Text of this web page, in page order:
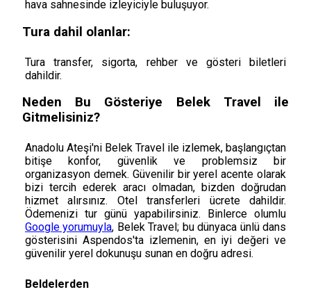
hava sahnesinde izleyiciyle buluşuyor.
Tura dahil olanlar:
Tura transfer, sigorta, rehber ve gösteri biletleri
dahildir.
Neden Bu Gösteriye Belek Travel ile
Gitmelisiniz?
Anadolu Ateşi'ni Belek Travel ile izlemek, başlangıçtan
bitişe konfor, güvenlik ve problemsiz bir
organizasyon demek. Güvenilir bir yerel acente olarak
bizi tercih ederek aracı olmadan, bizden doğrudan
hizmet alırsınız. Otel transferleri ücrete dahildir.
Ödemenizi tur günü yapabilirsiniz. Binlerce olumlu
Google yorumuyla, Belek Travel; bu dünyaca ünlü dans
gösterisini Aspendos'ta izlemenin, en iyi değeri ve
güvenilir yerel dokunuşu sunan en doğru adresi.
Beldelerden